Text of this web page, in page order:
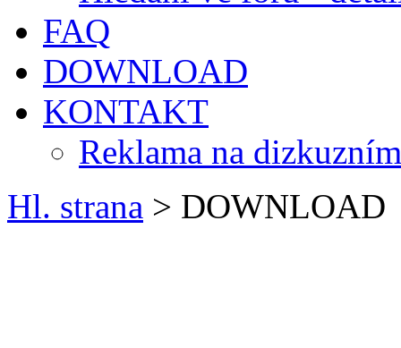
FAQ
DOWNLOAD
KONTAKT
Reklama na
Hl. strana > DOWNLOAD